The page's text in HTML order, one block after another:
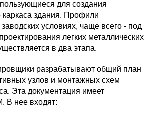
для создания
каркаса здания. Профили
условиях, чаще всего - под
легких металлических
в два этапа.
разрабатывают общий план
узлов и монтажных схем
Эта документация имеет
В нее входят: